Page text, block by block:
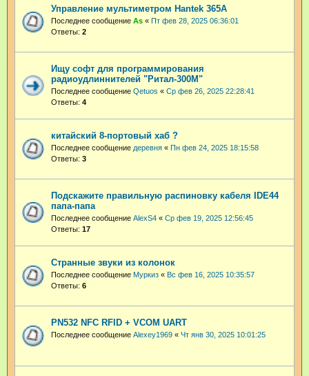
Управление мультиметром Hantek 365A
Последнее сообщение As « Пт фев 28, 2025 06:36:01
Ответы: 2
Ищу софт для программирования
радиоудлиннителей "Ритал-300М"
Последнее сообщение Qetuos « Ср фев 26, 2025 22:28:41
Ответы: 4
китайский 8-портовый хаб ?
Последнее сообщение деревня « Пн фев 24, 2025 18:15:58
Ответы: 3
Подскажите правильную распиновку кабеля IDE44
папа-папа
Последнее сообщение AlexS4 « Ср фев 19, 2025 12:56:45
Ответы: 17
Странные звуки из колонок
Последнее сообщение Муркиз « Вс фев 16, 2025 10:35:57
Ответы: 6
PN532 NFC RFID + VCOM UART
Последнее сообщение Alexey1969 « Чт янв 30, 2025 10:01:25